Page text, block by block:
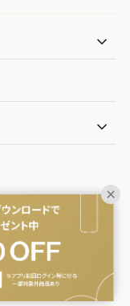
タンプ）